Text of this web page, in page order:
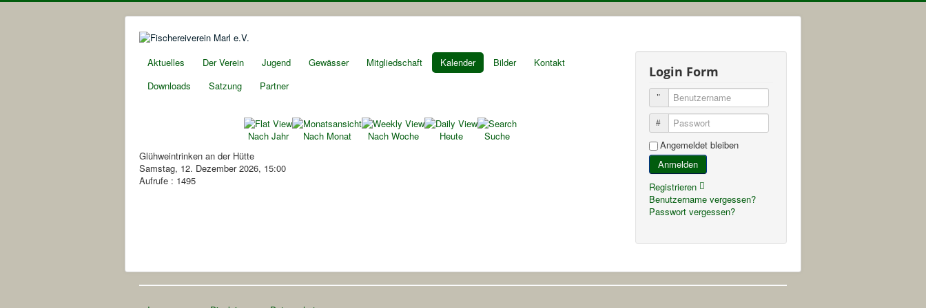
Aktuelles Der Verein Jugend Gewässer Mitgliedschaft Kalender Bilder
Kontakt
Downloads
Satzung Partner
Nach Jahr Nach Monat Nach Woche Heute
Suche
Glühweintrinken an der Hütte
Samstag, 12. Dezember 2026, 15:00
Aufrufe : 1495
Login Form
Benutzername
Passwort
Angemeldet bleiben
Anmelden
Registrieren
Benutzername vergessen?
Passwort vergessen?